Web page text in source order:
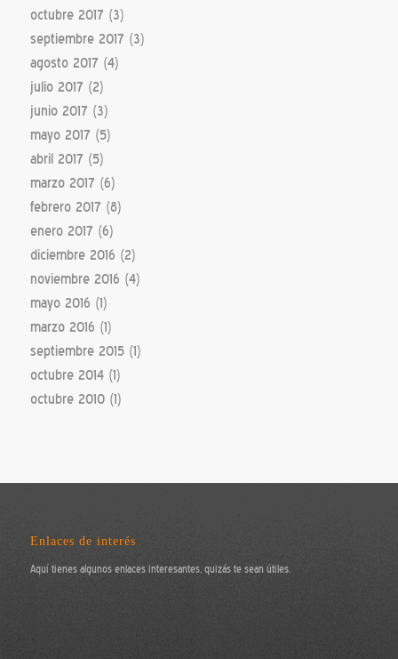
octubre 2017 (3)
septiembre 2017 (3)
agosto 2017 (4)
julio 2017 (2)
junio 2017 (3)
mayo 2017 (5)
abril 2017 (5)
marzo 2017 (6)
febrero 2017 (8)
enero 2017 (6)
diciembre 2016 (2)
noviembre 2016 (4)
mayo 2016 (1)
marzo 2016 (1)
septiembre 2015(1)
octubre 2014(1)
octubre 2010(1)
Enlaces de interés
Aquí tienes algunos enlaces interesantes, quizás te sean útiles.